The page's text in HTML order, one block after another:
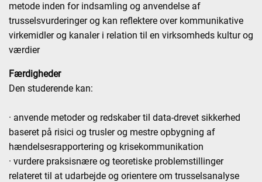
metode inden for indsamling og anvendelse af
trusselsvurderinger og kan reflektere over kommunikative
virkemidler og kanaler i relation til en virksomheds kultur og
værdier
Færdigheder
Den studerende kan:
· anvende metoder og redskaber til data-drevet sikkerhed
baseret på risici og trusler og mestre opbygning af
hændelsesrapportering og krisekommunikation
· vurdere praksisnære og teoretiske problemstillinger
relateret til at udarbejde og orientere om trusselsanalyse